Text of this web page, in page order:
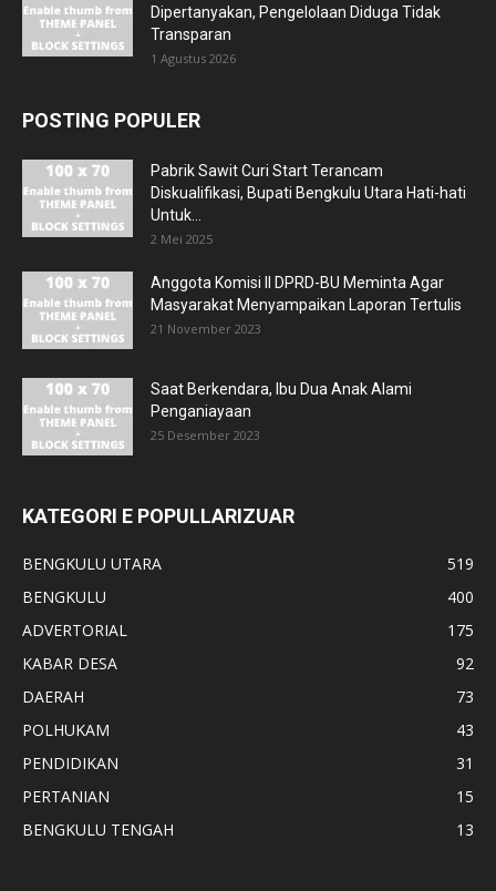
Dipertanyakan, Pengelolaan Diduga Tidak
Transparan
1 Agustus 2026
POSTING POPULER
Pabrik Sawit Curi Start Terancam
Diskualifikasi, Bupati Bengkulu Utara Hati-hati
Untuk...
2 Mei 2025
Anggota Komisi II DPRD-BU Meminta Agar
Masyarakat Menyampaikan Laporan Tertulis
21 November 2023
Saat Berkendara, Ibu Dua Anak Alami
Penganiayaan
25 Desember 2023
KATEGORI E POPULLARIZUAR
BENGKULU UTARA
519
BENGKULU
400
ADVERTORIAL
175
KABAR DESA
92
DAERAH
73
POLHUKAM
43
PENDIDIKAN
31
PERTANIAN
15
BENGKULU TENGAH
13